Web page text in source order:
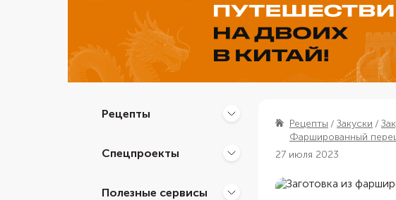
Рецепты
Спецпроекты
Полезные сервисы
Рецепты Закуски
Фаршированный
27 июля 2023